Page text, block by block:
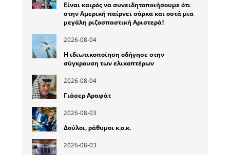
Είναι καιρός να συνειδητοποιήσουμε ότι
στην Αμερική παίρνει σάρκα και οστά μια
μεγάλη ριζοσπαστική Αριστερά!
2026-08-04
Η ιδιωτικοποίηση οδήγησε στην
σύγκρουση των ελικοπτέρων
2026-08-04
Γιάσερ Αραφάτ
2026-08-03
Δούλοι, ράθυμοι κ.ο.κ.
2026-08-03